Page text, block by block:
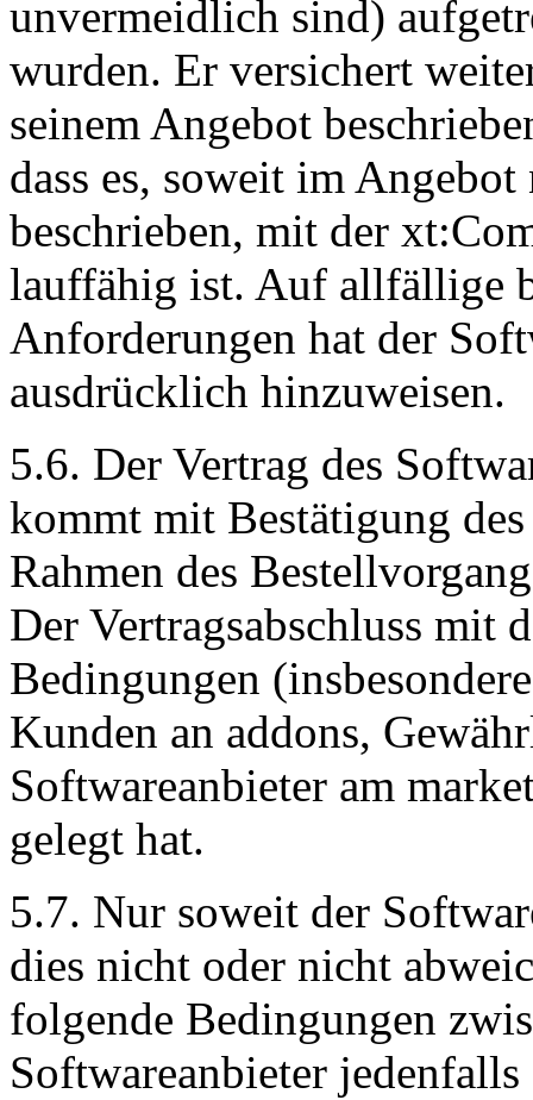
unvermeidlich sind)
wurden. Er versichert
seinem Angebot
dass es, soweit im
beschrieben, mit der
lauffähig ist. Auf allfällige
Anforderungen hat der
ausdrücklich hinzuweisen.
5.6. Der Vertrag des
kommt mit Bestätigung
Rahmen des
Der Vertragsabschluss mit
Bedingungen
Kunden an addons,
Softwareanbieter am
gelegt hat.
5.7. Nur soweit der
dies nicht oder nicht
folgende Bedingungen
Softwareanbieter